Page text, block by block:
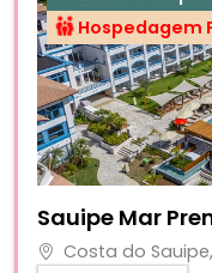
Hospedagem
Sauipe Mar
Costa do